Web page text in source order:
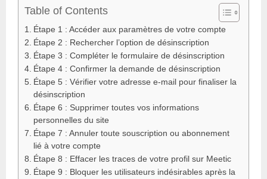
Table of Contents
Étape 1 : Accéder aux paramètres de votre compte
Étape 2 : Rechercher l’option de désinscription
Étape 3 : Compléter le formulaire de désinscription
Étape 4 : Confirmer la demande de désinscription
Étape 5 : Vérifier votre adresse e-mail pour finaliser la
désinscription
Étape 6 : Supprimer toutes vos informations
personnelles du site
Étape 7 : Annuler toute souscription ou abonnement
lié à votre compte
Étape 8 : Effacer les traces de votre profil sur Meetic
Étape 9 : Bloquer les utilisateurs indésirables après la